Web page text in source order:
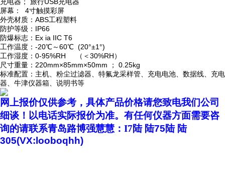
屏幕： 4寸触摸彩屏
外壳材质：ABS工程塑料
防护等级：IP66
防爆标志：Ex ia IIC T6
工作温度：-20℃～60℃ (20°±1°)
工作湿度：0-95%RH （＜30%RH）
尺寸重量：220mm×85mm×50mm ； 0.25kg
标准配置：主机、粉尘过滤器、特氟龙采样管、充电电池、数据线、充电
器、牛津仪器箱、说明书等
网上报价仅供参考，具体产品价格请您致电我们公司
细谈！以电话实际报价为准。 有任何仪器方面需要咨
询的请联系青岛路博强慧慧 ： I7陆 陆75陆 陆
305(VX:looboqhh)